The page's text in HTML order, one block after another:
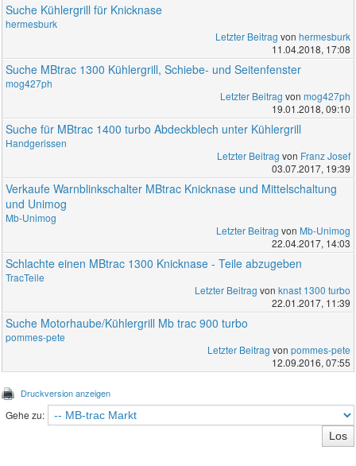
Suche Kühlergrill für Knicknase
hermesburk
Letzter Beitrag von hermesburk
11.04.2018, 17:08
Suche MBtrac 1300 Kühlergrill, Schiebe- und Seitenfenster
mog427ph
Letzter Beitrag von mog427ph
19.01.2018, 09:10
Suche für MBtrac 1400 turbo Abdeckblech unter Kühlergrill
Handgerissen
Letzter Beitrag von Franz Josef
03.07.2017, 19:39
Verkaufe Warnblinkschalter MBtrac Knicknase und Mittelschaltung
und Unimog
Mb-Unimog
Letzter Beitrag von Mb-Unimog
22.04.2017, 14:03
Schlachte einen MBtrac 1300 Knicknase - Teile abzugeben
TracTeile
Letzter Beitrag von knast 1300 turbo
22.01.2017, 11:39
Suche Motorhaube/Kühlergrill Mb trac 900 turbo
pommes-pete
Letzter Beitrag von pommes-pete
12.09.2016, 07:55
Druckversion anzeigen
Gehe zu: